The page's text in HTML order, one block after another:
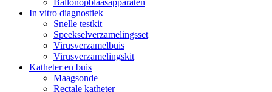
In vitro diagnostiek
Snelle testkit
Speekselverzamelingsset
Virusverzamelbuis
Virusverzamelingskit
Katheter en buis
Maagsonde
Rectale katheter